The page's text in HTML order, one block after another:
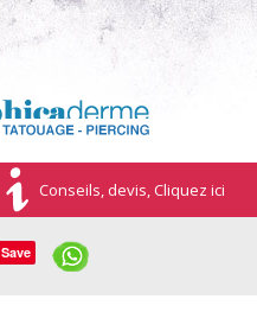
Conseils, devis, Cliquez ici
Save